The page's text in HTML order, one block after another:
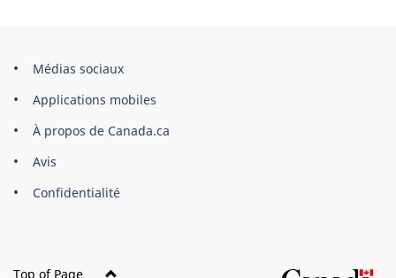
Organisation
du
gouvernement
Canada
Médias sociaux
Applications mobiles
À propos de Canada.ca
Avis
Confidentialité
Top of Page